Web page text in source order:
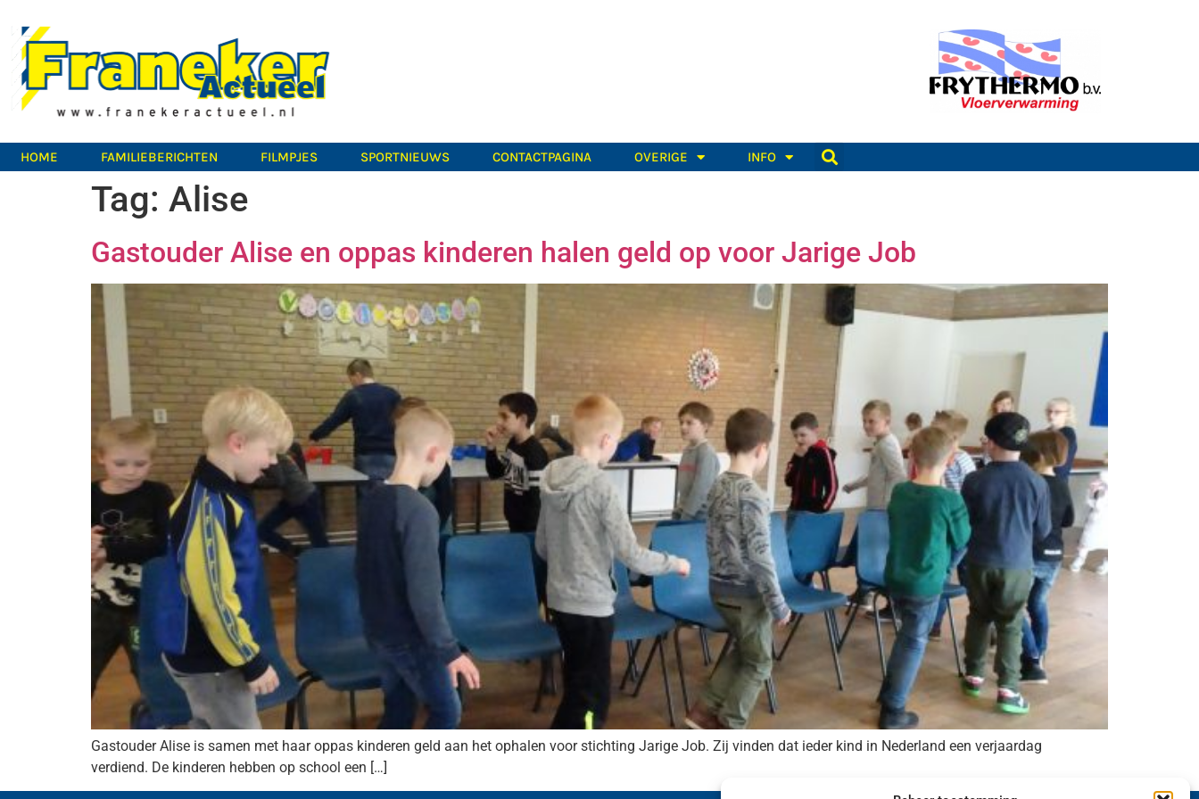
HOME FAMILIEBERICHTEN FILMPJES SPORTNIEUWS CONTACTPAGINA OVERIGE INFO
Tag: Alise
Gastouder Alise en oppas kinderen halen geld op voor Jarige Job
Gastouder Alise is samen met haar oppas kinderen geld aan het ophalen voor stichting Jarige Job. Zij vinden dat ieder kind in Nederland een verjaardag
verdiend. De kinderen hebben op school een […]